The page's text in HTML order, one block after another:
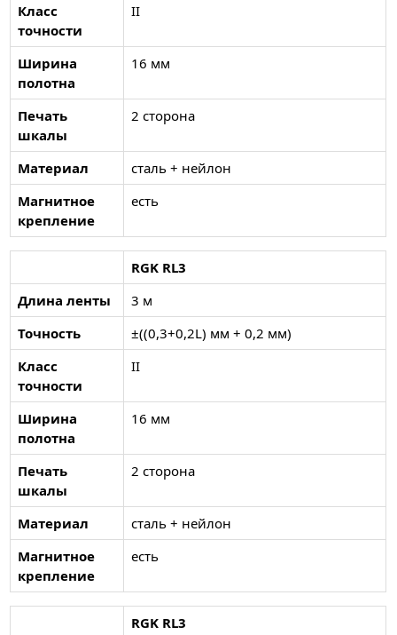
Класс
точности
II
Ширина
полотна
16 мм
Печать
шкалы
2 сторона
Материал
сталь + нейлон
Магнитное
крепление
есть
RGK RL3
Длина ленты
3 м
Точность
±((0,3+0,2L) мм + 0,2 мм)
Класс
точности
II
Ширина
полотна
16 мм
Печать
шкалы
2 сторона
Материал
сталь + нейлон
Магнитное
крепление
есть
RGK RL3